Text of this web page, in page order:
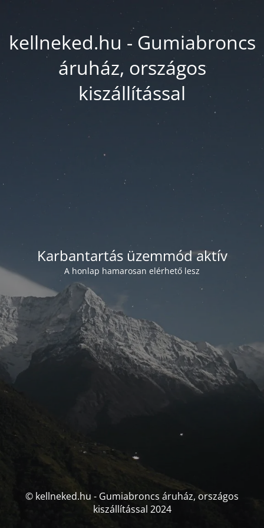
kellneked.hu - Gumiabroncs
áruház, országos
kiszállítással
Karbantartás üzemmód aktív
A honlap hamarosan elérhető lesz
© kellneked.hu - Gumiabroncs áruház, országos
kiszállítással 2024